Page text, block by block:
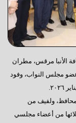
الأنبا مرقس، مطران
عضو مجلس النواب، وفود
ولفيف من
من أعضاء مجلسي